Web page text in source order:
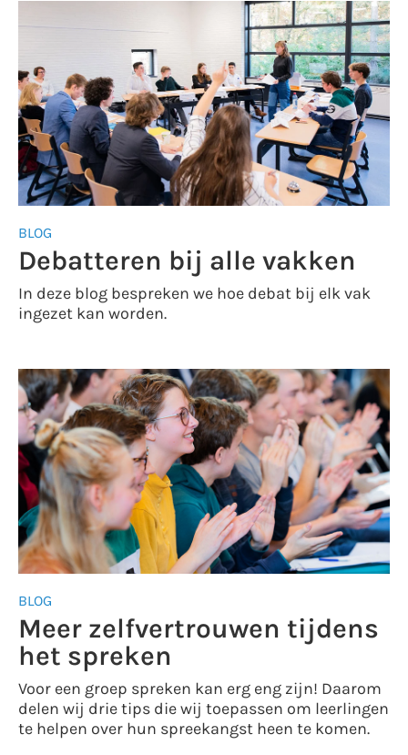
BLOG
Debatteren bij alle vakken
In deze blog bespreken we hoe debat bij elk vak
ingezet kan worden.
BLOG
Meer zelfvertrouwen tijdens
het spreken
Voor een groep spreken kan erg eng zijn! Daarom
delen wij drie tips die wij toepassen om leerlingen
te helpen over hun spreekangst heen te komen.